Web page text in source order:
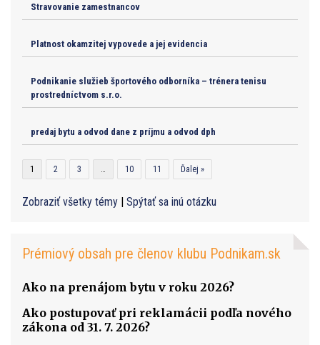
Stravovanie zamestnancov
Platnost okamzitej vypovede a jej evidencia
Podnikanie služieb športového odborníka – trénera tenisu
prostredníctvom s.r.o.
predaj bytu a odvod dane z príjmu a odvod dph
1 2 3 … 10 11 Ďalej »
Zobraziť všetky témy | Spýtať sa inú otázku
Prémiový obsah pre členov klubu Podnikam.sk
Ako na prenájom bytu v roku 2026?
Ako postupovať pri reklamácii podľa nového
zákona od 31. 7. 2026?